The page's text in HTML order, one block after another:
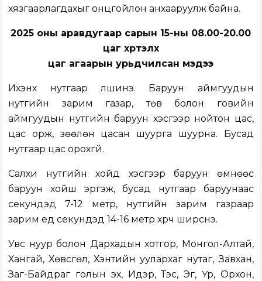
хязгаарлагдахыг онцгойлон анхааруулж байна.
2025 оны аравдугаар сарын 15-ны 08.00-20.00
цаг хүртэлх
цаг агаарын урьдчилсан мэдээ
Ихэнх нутгаар үүлшинэ. Баруун аймгуудын
нутгийн зарим газар, төв болон говийн
аймгуудын нутгийн баруун хэсгээр нойтон цас,
цас орж, зөөлөн цасан шуурга шуурна. Бусад
нутгаар цас орохгүй.
Салхи нутгийн хойд хэсгээр баруун өмнөөс
баруун хойш эргэж, бусад нутгаар баруунаас
секундэд 7-12 метр, нутгийн зарим газраар
зарим үед секундэд 14-16 метр хүрч ширүүснэ.
Увс нуур болон Дархадын хотгор, Монгол-Алтай,
Хангай, Хөвсгөл, Хэнтийн уулархаг нутаг, Завхан,
Заг-Байдраг голын эх, Идэр, Тэс, Эг, Үүр, Орхон,